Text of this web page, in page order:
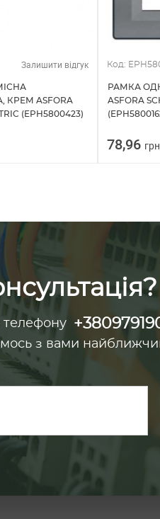
Залишити відгук
КРЕМ ASFORA
(EPH5800423)
Код:
РАМКА
ASFORA
78,96 грн
телефону
з вами